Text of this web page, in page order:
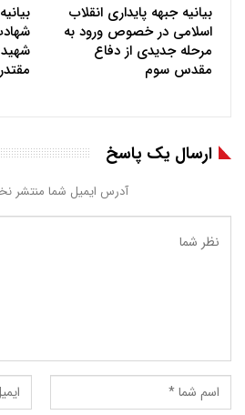
بیانیه جبهه پایداری انقلاب
اسلامی در خصوص ورود به
مرحله جدیدی از دفاع
مقدس سوم
ارسال یک پاسخ
آدرس ایمیل شما منتشر